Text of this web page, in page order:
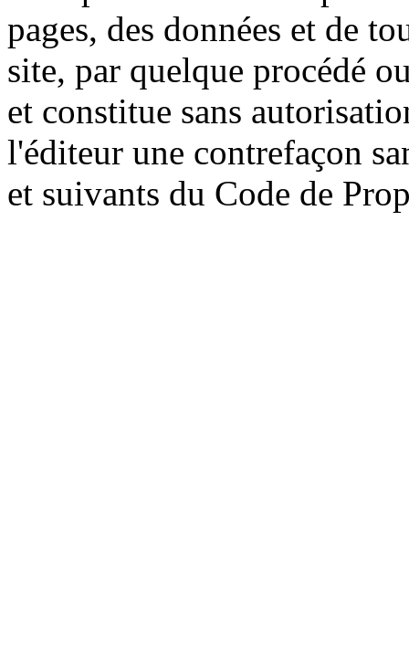
pages, des données et de
site, par quelque procédé
et constitue sans
l'éditeur une contrefaçon
et suivants du Code de